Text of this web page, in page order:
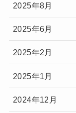
2025年8月
2025年6月
2025年2月
2025年1月
2024年12月